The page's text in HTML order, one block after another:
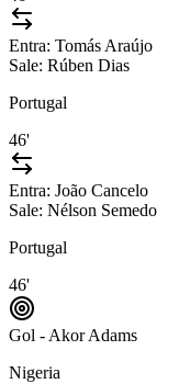
Entra: Tomás Araújo
Sale: Rúben Dias
Portugal
46'
Entra: João Cancelo
Sale: Nélson Semedo
Portugal
46'
Gol - Akor Adams
Nigeria